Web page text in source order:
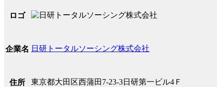
ロゴ
企業名 日研トータルソーシング株式会社
住所 東京都大田区西蒲田7-23-3日研第一ビル4Ｆ